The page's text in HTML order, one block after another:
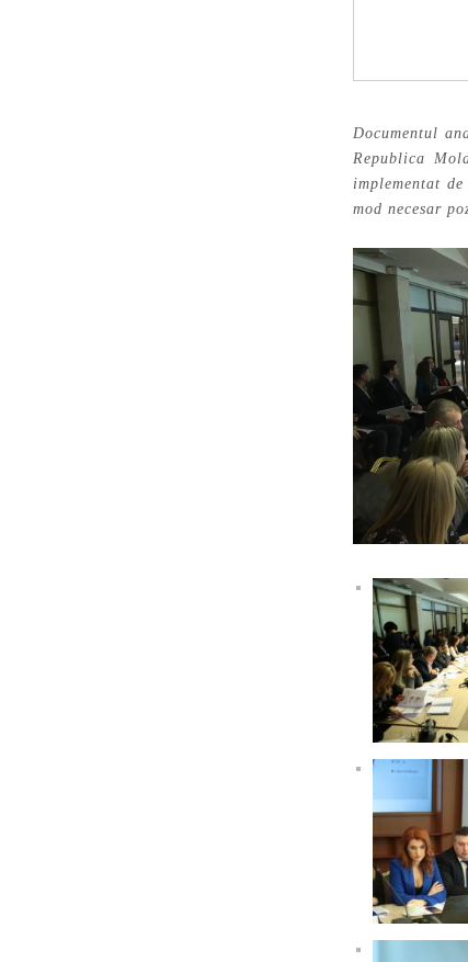
Documentul
Republica
implementat
mod necesar